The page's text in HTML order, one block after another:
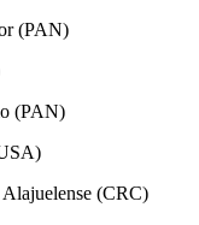
(PAN)
(CRC)